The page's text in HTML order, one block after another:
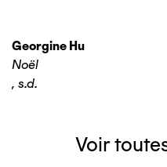
Georgine Hu
Noël
, s.d.
Voir